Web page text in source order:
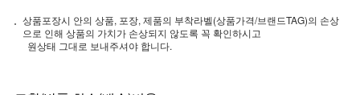
상품포장시 안의 상품, 포장, 제품의 부착라벨(상품가격/브랜드TAG)의 손상
으로 인해 상품의 가치가 손상되지 않도록 꼭 확인하시고
원상태 그대로 보내주셔야 합니다.